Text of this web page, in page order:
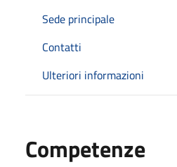
Sede principale
Contatti
Ulteriori informazioni
Competenze